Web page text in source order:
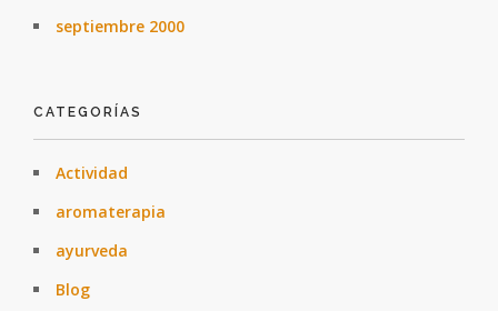
septiembre 2000
CATEGORÍAS
Actividad
aromaterapia
ayurveda
Blog